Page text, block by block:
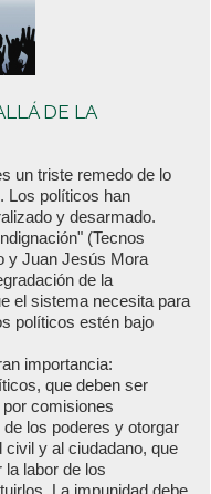
DE LA
un triste remedo de lo
Los políticos han
y desarmado.
(Tecnos
y Juan Jesús Mora
de la
el sistema necesita para
políticos estén bajo
importancia:
que deben ser
comisiones
los poderes y otorgar
civil y al ciudadano, que
la labor de los